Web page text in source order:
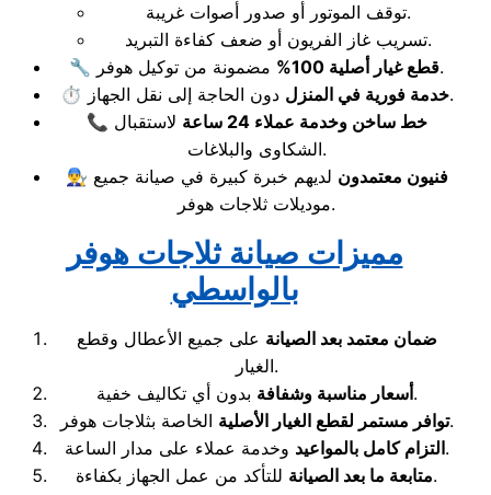
توقف الموتور أو صدور أصوات غريبة.
تسريب غاز الفريون أو ضعف كفاءة التبريد.
🔧
قطع غيار أصلية 100%مضمونة من توكيل هوفر.
⏱️
خدمة فورية في المنزلدون الحاجة إلى نقل الجهاز.
📞
خط ساخن وخدمة عملاء 24 ساعة
لاستقبال
الشكاوى والبلاغات.
👨‍🔧
فنيون معتمدون لديهم خبرة كبيرة في صيانة جميع
موديلات ثلاجات هوفر.
مميزات صيانة ثلاجات هوفر
بالواسطي
ضمان معتمد بعد الصيانة على جميع الأعطال وقطع
الغيار.
أسعار مناسبة وشفافةبدون أي تكاليف خفية.
توافر مستمر لقطع الغيار الأصليةالخاصة بثلاجات هوفر.
التزام كامل بالمواعيدوخدمة عملاء على مدار الساعة.
متابعة ما بعد الصيانةللتأكد من عمل الجهاز بكفاءة.